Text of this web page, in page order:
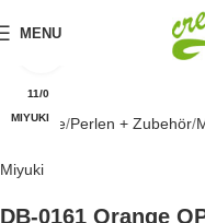
MENU
11/0
MIYUKI
Startseite Perlen + Zubehör
Miyuki
DB-0161 Orange